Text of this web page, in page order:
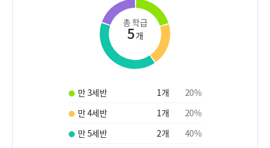
총 학급
5개
만 3세반 1개 20%
만 4세반
1개 20%
만 5세반
2개 40%